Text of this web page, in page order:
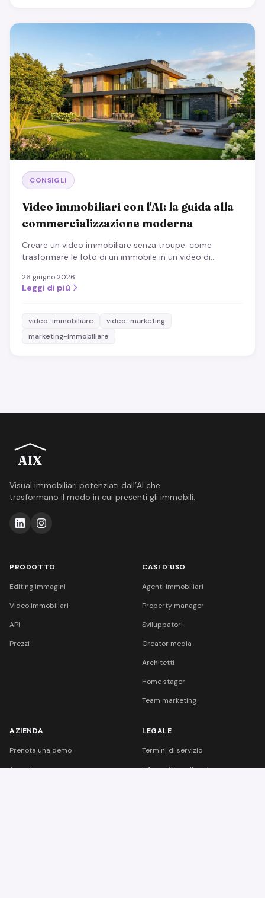
CONSIGLI
Video immobiliari con l'AI: la guida alla
commercializzazione moderna
Creare un video immobiliare senza troupe: come
trasformare le foto di un immobile in un video di
cosa conta.
26 giugno 2026
Leggi di più
video-immobiliare
video-marketing
marketing-immobiliare
AIX
Visual immobiliari potenziati dall’AI che
trasformano il modo in cui presenti gli immobili.
PRODOTTO
Editing immagini
Video immobiliari
API
Prezzi
CASI D’USO
Agenti immobiliari
Property manager
Sviluppatori
Creator media
Architetti
Home stager
Team marketing
AZIENDA
Prenota una demo
Agenzia
LEGALE
Termini di servizio
Informativa sulla privacy